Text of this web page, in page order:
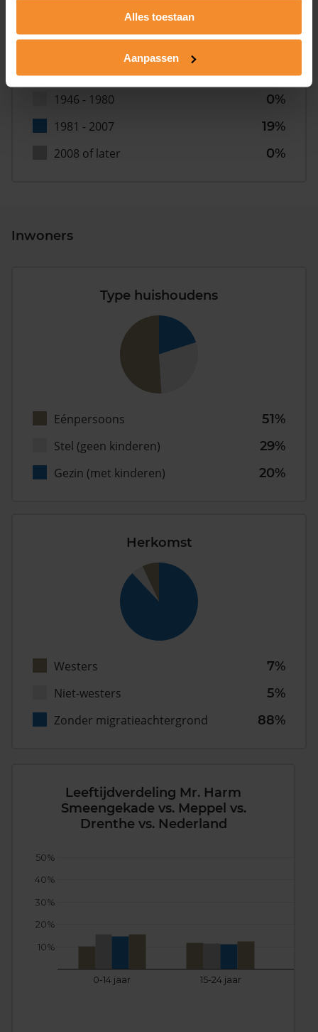
Alles toestaan
Aanpassen
T/m 1945
81%
1946 - 1980
0%
1981 - 2007
19%
2008 of later
0%
Inwoners
Type huishoudens
Eénpersoons
51%
Stel (geen kinderen)
29%
Gezin (met kinderen)
20%
Herkomst
Westers
7%
Niet-westers
5%
Zonder migratieachtergrond
88%
Leeftijdverdeling Mr. Harm
Smeengekade vs. Meppel vs.
Drenthe vs. Nederland
0-14 jaar 15-24 jaar
10%
20%
30%
40%
50%